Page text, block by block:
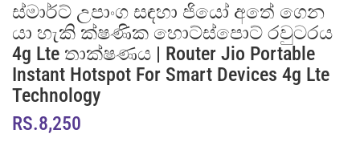
ස්මාර්ට් උපාංග සඳහා ජියෝ අතේ ගෙන
යා හැකි ක්ෂණික හොට්ස්පොට් රවුටරය
4g Lte තාක්ෂණය | Router Jio Portable
Instant Hotspot For Smart Devices 4g Lte
Technology
RS.8,250